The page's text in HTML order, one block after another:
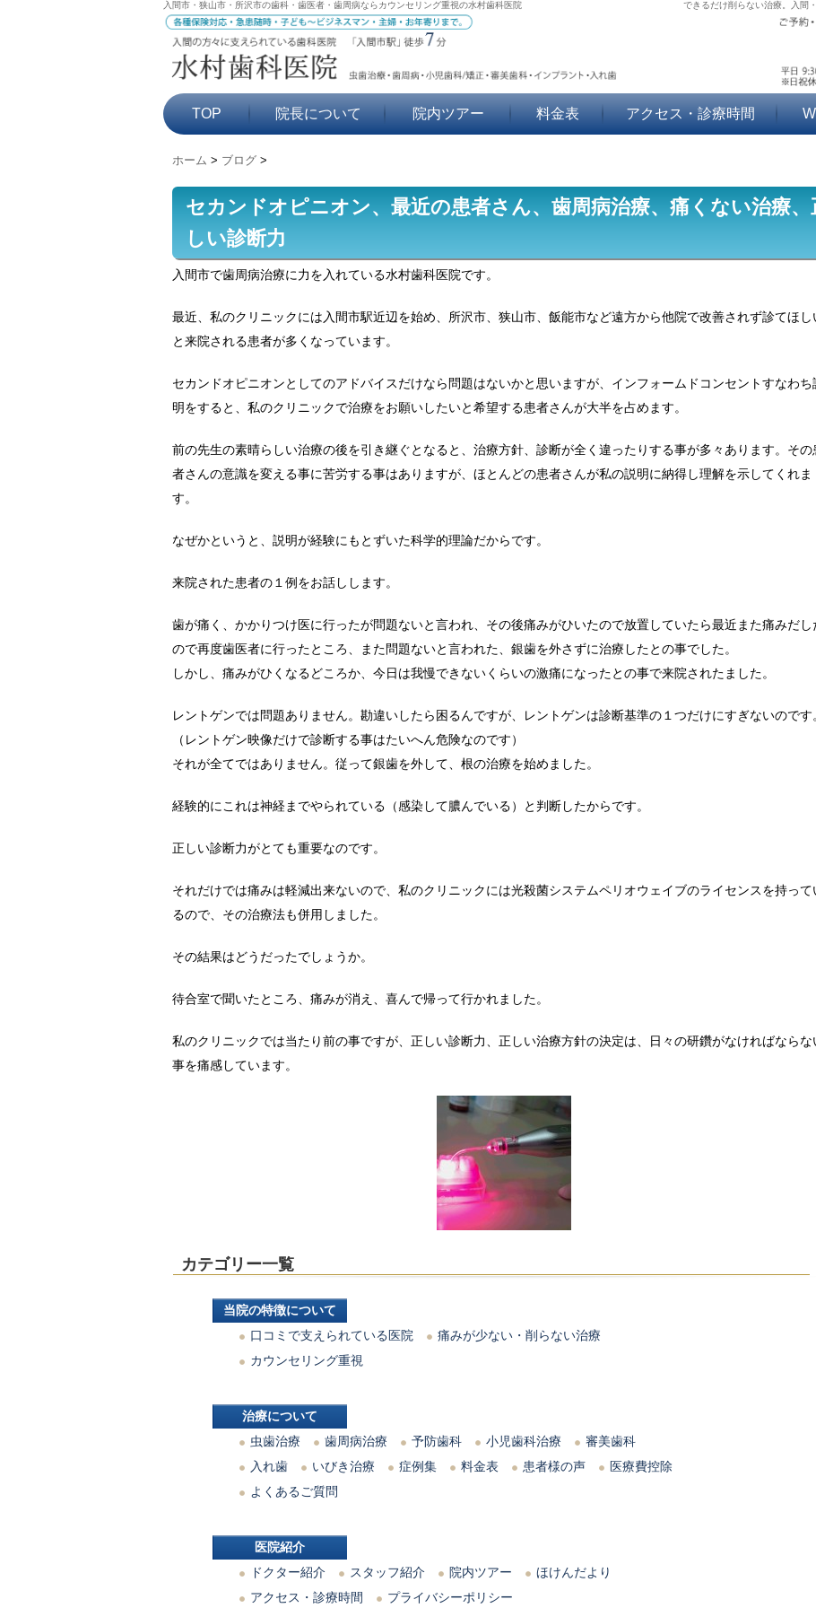
入間市・狭山市・所沢市の歯科・歯医者・歯周病ならカウンセリング重視の水村歯科医院 できるだけ削らない治療。入間
TOP 院長について 院内ツアー 料金表 アクセス・診療時間
ホーム > ブログ >
セカンドオピニオン、最近の患者さん、歯周病治療、痛くない治療、
しい診断力
入間市で歯周病治療に力を入れている水村歯科医院です。
最近、私のクリニックには入間市駅近辺を始め、所沢市、狭山市、飯能市など遠方から他院で改善されず診てほし
と来院される患者が多くなっています。
セカンドオピニオンとしてのアドバイスだけなら問題はないかと思いますが、インフォームドコンセントすなわち
明をすると、私のクリニックで治療をお願いしたいと希望する患者さんが大半を占めます。
前の先生の素晴らしい治療の後を引き継ぐとなると、治療方針、診断が全く違ったりする事が多々あります。その
者さんの意識を変える事に苦労する事はありますが、ほとんどの患者さんが私の説明に納得し理解を示してくれま
す。
なぜかというと、説明が経験にもとずいた科学的理論だからです。
来院された患者の１例をお話しします。
歯が痛く、かかりつけ医に行ったが問題ないと言われ、その後痛みがひいたので放置していたら最近また痛みだし
ので再度歯医者に行ったところ、また問題ないと言われた、銀歯を外さずに治療したとの事でした。
しかし、痛みがひくなるどころか、今日は我慢できないくらいの激痛になったとの事で来院されたました。
レントゲンでは問題ありません。勘違いしたら困るんですが、レントゲンは診断基準の１つだけにすぎないのです
（レントゲン映像だけで診断する事はたいへん危険なのです）
それが全てではありません。従って銀歯を外して、根の治療を始めました。
経験的にこれは神経までやられている（感染して膿んでいる）と判断したからです。
正しい診断力がとても重要なのです。
それだけでは痛みは軽減出来ないので、私のクリニックには光殺菌システムペリオウェイブのライセンスを持って
るので、その治療法も併用しました。
その結果はどうだったでしょうか。
待合室で聞いたところ、痛みが消え、喜んで帰って行かれました。
私のクリニックでは当たり前の事ですが、正しい診断力、正しい治療方針の決定は、日々の研鑽がなければならな
事を痛感しています。
カテゴリー一覧
当院の特徴について
口コミで支えられている医院
痛みが少ない・削らない治療
カウンセリング重視
治療について
虫歯治療
歯周病治療 予防歯科 小児歯科治療
審美歯科
入れ歯
いびき治療 症例集 料金表 患者様の声
医療費控除
よくあるご質問
医院紹介
ドクター紹介
スタッフ紹介 院内ツアー
ほけんだより
アクセス・診療時間
プライバシーポリシー